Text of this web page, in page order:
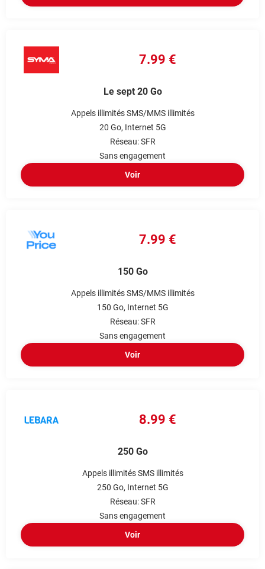
7.99 €
Le sept 20 Go
Appels illimités SMS/MMS illimités
20 Go Internet 5G
Réseau: SFR
Sans engagement
Voir
7.99 €
150 Go
Appels illimités SMS/MMS illimités
150 Go Internet 5G
Réseau: SFR
Sans engagement
Voir
8.99 €
250 Go
Appels illimités SMS illimités
250 Go Internet 5G
Réseau: SFR
Sans engagement
Voir